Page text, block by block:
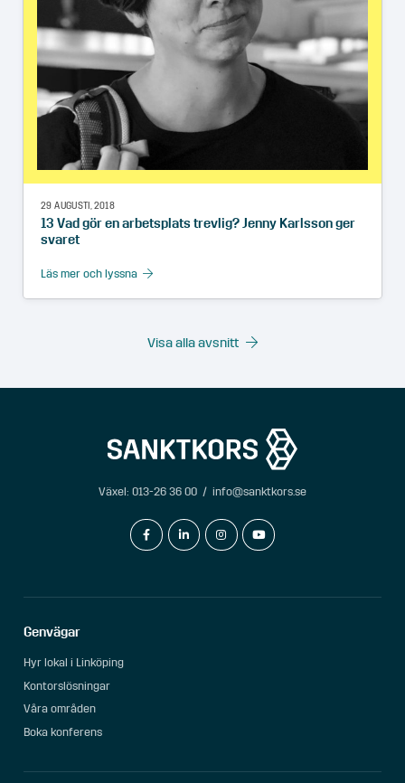
29 AUGUSTI, 2018
13 Vad gör en arbetsplats trevlig? Jenny Karlsson ger
svaret
Läs mer och lyssna
Visa alla avsnitt
Växel: 013-26 36 00 / info@sanktkors.se
facebook-flinkedin-ininstagramyoutube
Genvägar
Hyr lokal i Linköping
Kontorslösningar
Våra områden
Boka konferens